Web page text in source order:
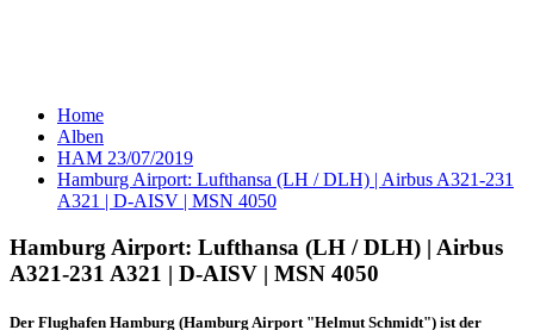
Home
Alben
HAM 23/07/2019
Hamburg Airport: Lufthansa (LH / DLH) | Airbus A321-231
A321 | D-AISV | MSN 4050
Hamburg Airport: Lufthansa (LH / DLH) | Airbus
A321-231 A321 | D-AISV | MSN 4050
Der Flughafen Hamburg (Hamburg Airport "Helmut Schmidt") ist der